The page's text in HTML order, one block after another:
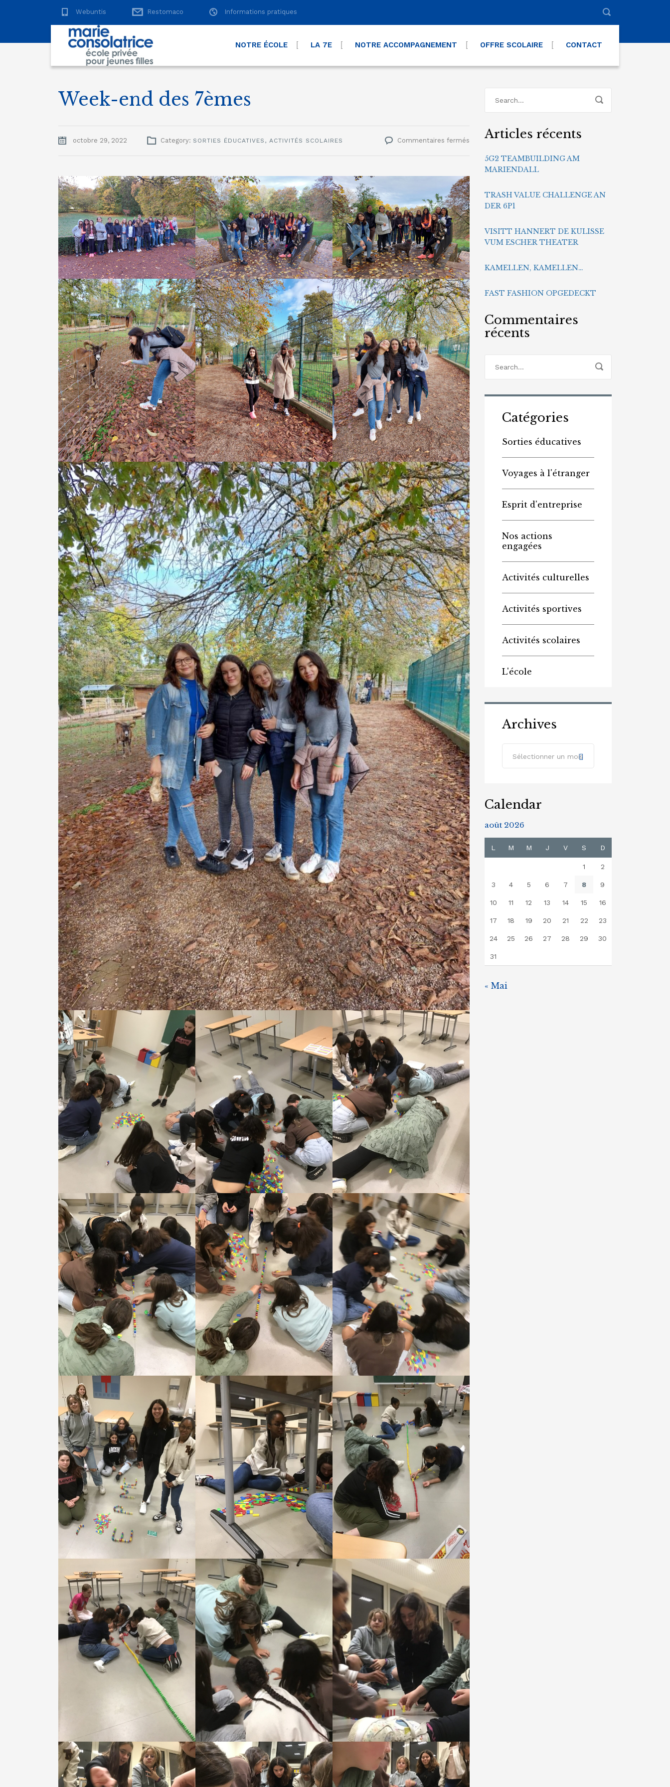
Webuntis Restomaco Informations pratiques
NOTRE ÉCOLE LA 7E NOTRE ACCOMPAGNEMENT OFFRE SCOLAIRE CONTACT
Week-end des 7èmes
octobre 29, 2022 Category: SORTIES ÉDUCATIVES , ACTIVITÉS SCOLAIRES Commentaires fermés
7èmes
Articles récents
5G2 TEAMBUILDING AM
MARIENDALL
TRASH VALUE CHALLENGE AN
DER 6P1
VISITT HANNERT DE KULISSE
VUM ESCHER THEATER
KAMELLEN, KAMELLEN…
FAST FASHION OPGEDECKT
Commentaires
récents
Catégories
Sorties éducatives
Voyages à l'étranger
Esprit d'entreprise
Nos actions
engagées
Activités culturelles
Activités sportives
Activités scolaires
L'école
Archives
Sélectionner un mois
Calendar
août 2026
L M M J V S D
1 2
3 4 5 6 7 8 9
10 11 12 13 14 15 16
17 18 19 20 21 22 23
24 25 26 27 28 29 30
31
« Mai